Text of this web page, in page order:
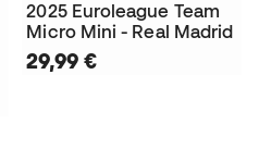
2025 Euroleague Team
Micro Mini - Real Madrid
29,99 €